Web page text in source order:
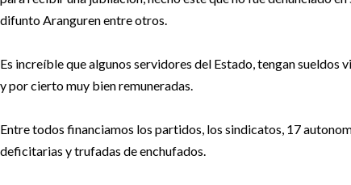
difunto Aranguren entre otros.
Es increíble que algunos servidores del Estado, tengan
y por cierto muy bien remuneradas.
Entre todos financiamos los partidos, los sindicatos, 17
deficitarias y trufadas de enchufados.